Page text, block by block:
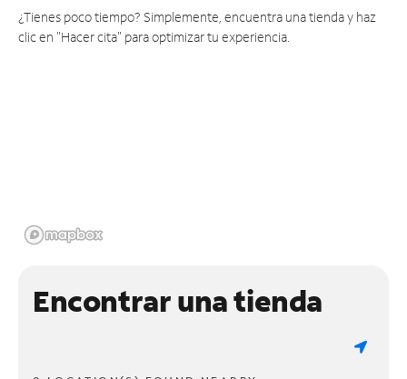
¿Tienes poco tiempo? Simplemente, encuentra una tienda y haz
clic en "Hacer cita" para optimizar tu experiencia.
Encontrar una tienda